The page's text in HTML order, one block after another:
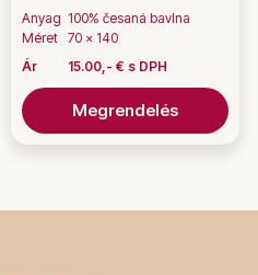
Anyag 100% česaná bavlna
Méret 70 x 140
Ár
15.00,- € s DPH
Megrendelés